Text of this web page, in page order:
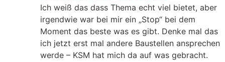
Ich weiß das dass Thema echt viel bietet, aber
irgendwie war bei mir ein „Stop“ bei dem
Moment das beste was es gibt. Denke mal das
ich jetzt erst mal andere Baustellen ansprechen
werde – KSM hat mich da auf was gebracht.